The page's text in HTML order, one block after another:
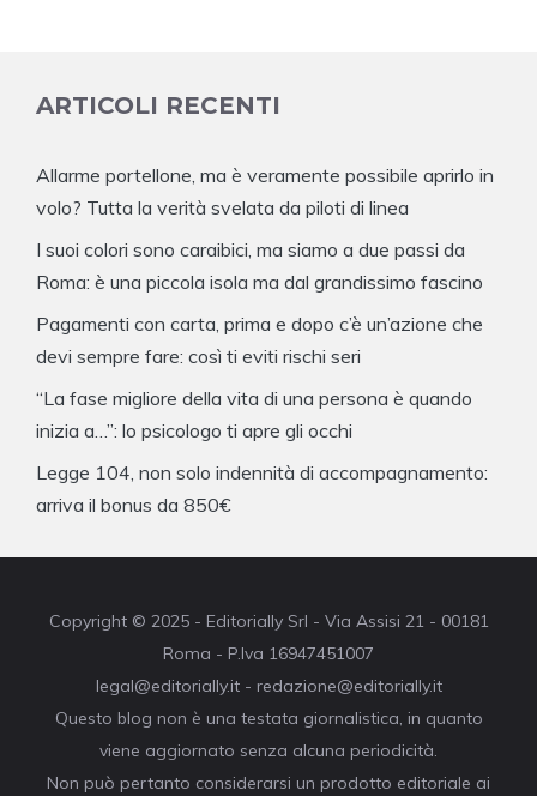
ARTICOLI RECENTI
Allarme portellone, ma è veramente possibile aprirlo in
volo? Tutta la verità svelata da piloti di linea
I suoi colori sono caraibici, ma siamo a due passi da
Roma: è una piccola isola ma dal grandissimo fascino
Pagamenti con carta, prima e dopo c’è un’azione che
devi sempre fare: così ti eviti rischi seri
“La fase migliore della vita di una persona è quando
inizia a…”: lo psicologo ti apre gli occhi
Legge 104, non solo indennità di accompagnamento:
arriva il bonus da 850€
Copyright © 2025 - Editorially Srl - Via Assisi 21 - 00181
Roma - P.Iva 16947451007
legal@editorially.it - redazione@editorially.it
Questo blog non è una testata giornalistica, in quanto
viene aggiornato senza alcuna periodicità.
Non può pertanto considerarsi un prodotto editoriale ai